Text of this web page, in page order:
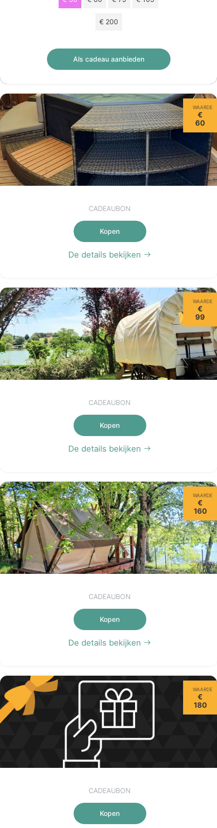
€ 200
Als cadeau aanbieden
WAARDE
€
60
CADEAUBON
Kopen
De details bekijken
WAARDE
€
99
CADEAUBON
Kopen
De details bekijken
WAARDE
€
160
CADEAUBON
Kopen
De details bekijken
WAARDE
€
180
CADEAUBON
Kopen